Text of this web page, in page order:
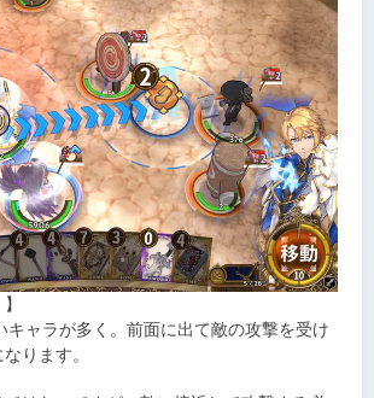
キャラが多く。前面に出て敵の攻撃を受け
ります。